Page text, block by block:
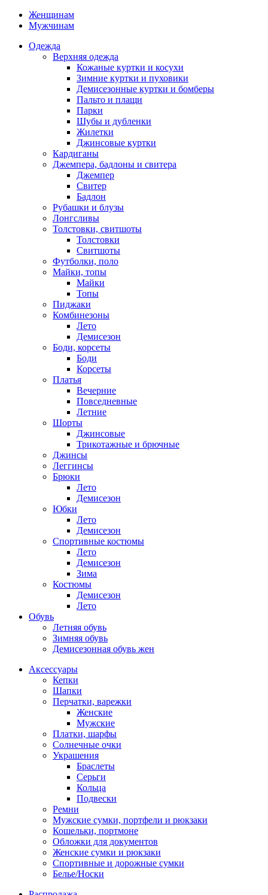
Женщинам
Мужчинам
Одежда
Верхняя одежда
Кожаные куртки и косухи
Зимние куртки и пуховики
Демисезонные куртки и бомберы
Пальто и плащи
Парки
Шубы и дубленки
Жилетки
Джинсовые куртки
Кардиганы
Джемпера, бадлоны и свитера
Джемпер
Свитер
Бадлон
Рубашки и блузы
Лонгсливы
Толстовки, свитшоты
Толстовки
Свитшоты
Футболки, поло
Майки, топы
Майки
Топы
Пиджаки
Комбинезоны
Лето
Демисезон
Боди, корсеты
Боди
Корсеты
Платья
Вечерние
Повседневные
Летние
Шорты
Джинсовые
Трикотажные и брючные
Джинсы
Леггинсы
Брюки
Лето
Демисезон
Юбки
Лето
Демисезон
Спортивные костюмы
Лето
Демисезон
Зима
Костюмы
Демисезон
Лето
Обувь
Летняя обувь
Зимняя обувь
Демисезонная обувь жен
Аксессуары
Кепки
Шапки
Перчатки, варежки
Женские
Мужские
Платки, шарфы
Солнечные очки
Украшения
Браслеты
Серьги
Кольца
Подвески
Ремни
Мужские сумки, портфели и рюкзаки
Кошельки, портмоне
Обложки для документов
Женские сумки и рюкзаки
Спортивные и дорожные сумки
Белье/Носки